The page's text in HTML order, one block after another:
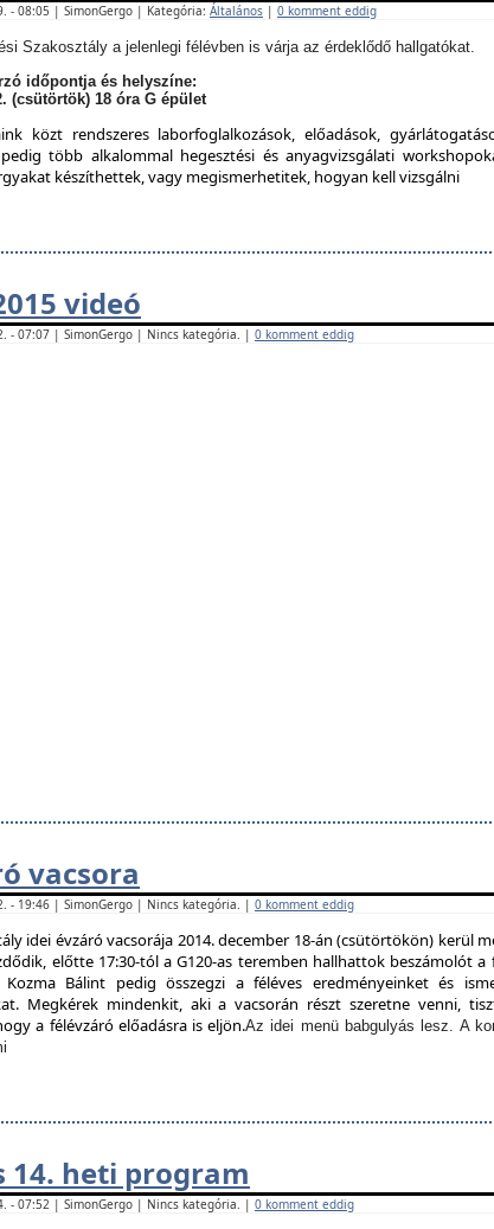
- 08:05 | SimonGergo | Kategória: Általános | 0 komment eddig
Szakosztály a jelenlegi félévben is várja az érdeklődő hallgatókat.
időpontja és helyszíne:
(csütörtök) 18 óra G épület
közt rendszeres laborfoglalkozások, előadások,
több alkalommal hegesztési és anyagvizsgálati
készíthettek, vagy megismerhetitek, hogyan kell vizsgálni
videó
- 07:07 | SimonGergo | Nincs kategória. | 0 komment eddig
vacsora
- 19:46 | SimonGergo | Nincs kategória. | 0 komment eddig
idei évzáró vacsorája 2014. december 18-án (csütörtökön) kerül
előtte 17:30-tól a G120-as teremben hallhattok beszámolót
Kozma Bálint pedig összegzi a féléves eredményeinket és
Megkérek mindenkit, aki a vacsorán részt szeretne venni,
a félévzáró előadásra is eljön.Az idei menü babgulyás lesz.A
14. heti program
- 07:52 | SimonGergo | Nincs kategória. | 0 komment eddig